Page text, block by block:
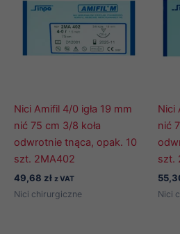
Nici Amifil 4/0 igła 19 mm
nić 75 cm 3/8 koła
odwrotnie tnąca, opak. 10
szt. 2MA402
49,68 zł z VAT
Nici chirurgiczne
Nici
nić
szt.
Nici